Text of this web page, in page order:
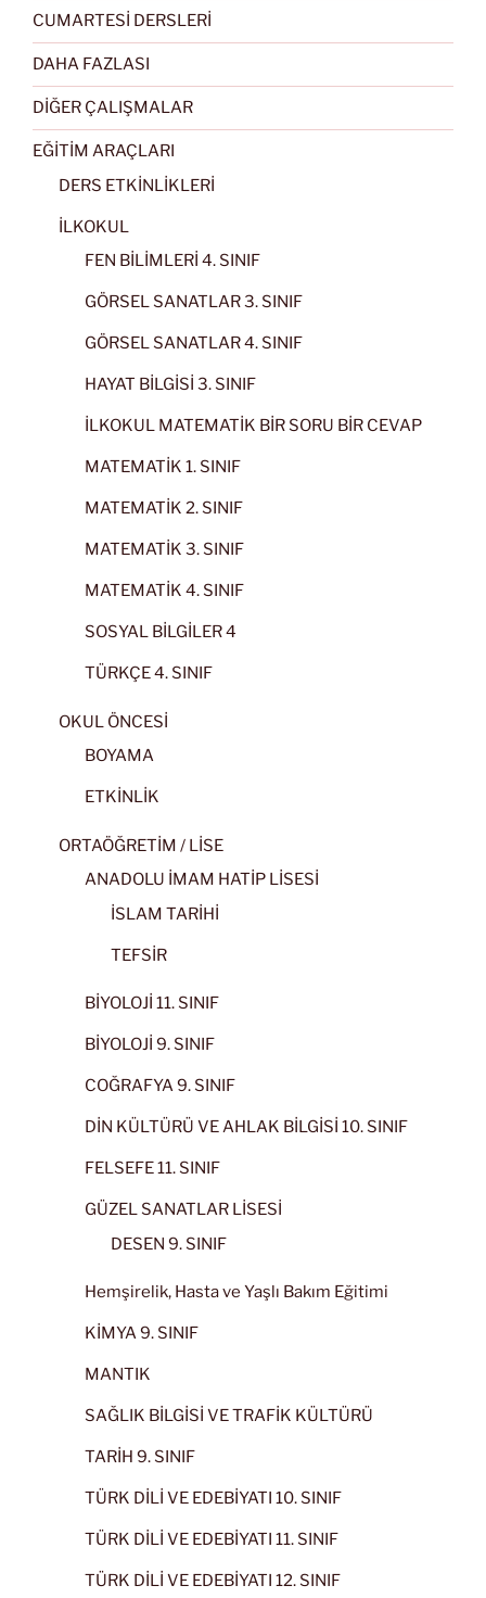
CUMARTESİ DERSLERİ
DAHA FAZLASI
DİĞER ÇALIŞMALAR
EĞİTİM ARAÇLARI
DERS ETKİNLİKLERİ
İLKOKUL
FEN BİLİMLERİ 4. SINIF
GÖRSEL SANATLAR 3. SINIF
GÖRSEL SANATLAR 4. SINIF
HAYAT BİLGİSİ 3. SINIF
İLKOKUL MATEMATİK BİR SORU BİR CEVAP
MATEMATİK 1. SINIF
MATEMATİK 2. SINIF
MATEMATİK 3. SINIF
MATEMATİK 4. SINIF
SOSYAL BİLGİLER 4
TÜRKÇE 4. SINIF
OKUL ÖNCESİ
BOYAMA
ETKİNLİK
ORTAÖĞRETİM / LİSE
ANADOLU İMAM HATİP LİSESİ
İSLAM TARİHİ
TEFSİR
BİYOLOJİ 11. SINIF
BİYOLOJİ 9. SINIF
COĞRAFYA 9. SINIF
DİN KÜLTÜRÜ VE AHLAK BİLGİSİ 10. SINIF
FELSEFE 11. SINIF
GÜZEL SANATLAR LİSESİ
DESEN 9. SINIF
Hemşirelik, Hasta ve Yaşlı Bakım Eğitimi
KİMYA 9. SINIF
MANTIK
SAĞLIK BİLGİSİ VE TRAFİK KÜLTÜRÜ
TARİH 9. SINIF
TÜRK DİLİ VE EDEBİYATI 10. SINIF
TÜRK DİLİ VE EDEBİYATI 11. SINIF
TÜRK DİLİ VE EDEBİYATI 12. SINIF